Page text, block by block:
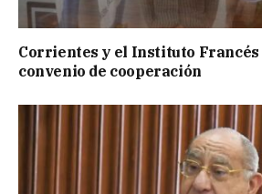
Corrientes y el Instituto
convenio de cooperación